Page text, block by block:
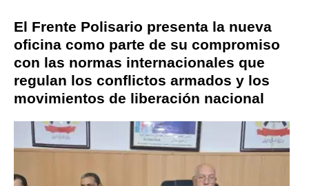
El Frente Polisario presenta la nueva
oficina como parte de su compromiso
con las normas internacionales que
regulan los conflictos armados y los
movimientos de liberación nacional